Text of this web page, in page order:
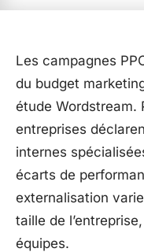
Les campagnes
du budget
étude Wordstream.
entreprises
internes
écarts de
externalisation
taille de
équipes.